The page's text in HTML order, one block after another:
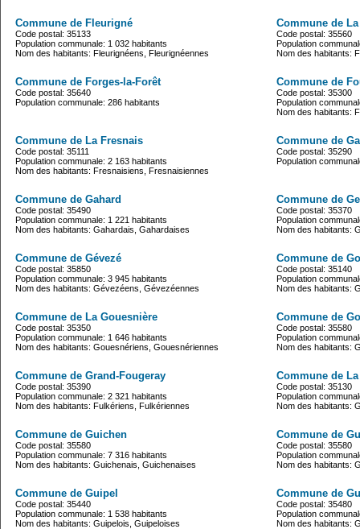
Commune de Fleurigné
Code postal: 35133
Population communale: 1 032 habitants
Nom des habitants: Fleurignéens, Fleurignéennes
Commune de
Code postal: 35560
Population
Nom des habitants:
Commune de Forges-la-Forêt
Code postal: 35640
Population communale: 286 habitants
Commune de
Code postal: 35300
Population
Nom des habitants:
Commune de La Fresnais
Code postal: 35111
Population communale: 2 163 habitants
Nom des habitants: Fresnaisiens, Fresnaisiennes
Commune de
Code postal: 35290
Population
Commune de Gahard
Code postal: 35490
Population communale: 1 221 habitants
Nom des habitants: Gahardais, Gahardaises
Commune de
Code postal: 35370
Population
Nom des habitants:
Commune de Gévezé
Code postal: 35850
Population communale: 3 945 habitants
Nom des habitants: Gévezéens, Gévezéennes
Commune de
Code postal: 35140
Population
Nom des habitants:
Commune de La Gouesnière
Code postal: 35350
Population communale: 1 646 habitants
Nom des habitants: Gouesnériens, Gouesnériennes
Commune de
Code postal: 35580
Population
Nom des habitants:
Commune de Grand-Fougeray
Code postal: 35390
Population communale: 2 321 habitants
Nom des habitants: Fulkériens, Fulkériennes
Commune de
Code postal: 35130
Population
Nom des habitants:
Commune de Guichen
Code postal: 35580
Population communale: 7 316 habitants
Nom des habitants: Guichenais, Guichenaises
Commune de
Code postal: 35580
Population
Nom des habitants:
Commune de Guipel
Code postal: 35440
Population communale: 1 538 habitants
Nom des habitants: Guipelois, Guipeloises
Commune de
Code postal: 35480
Population
Nom des habitants: